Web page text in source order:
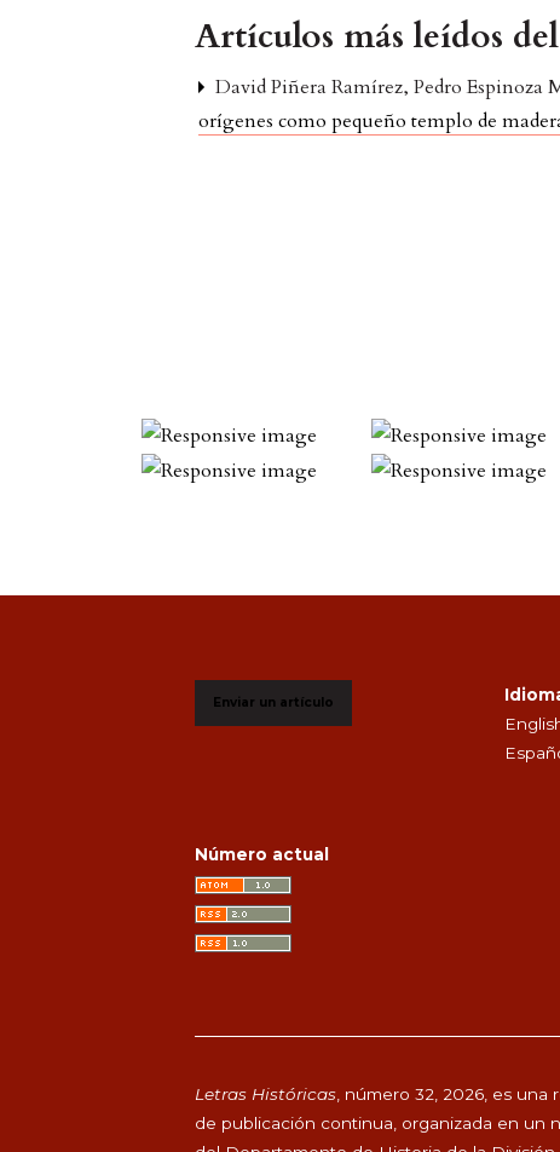
Artículos más leídos
David Piñera Ramírez, Pedro Espinoza
orígenes como pequeño templo de
Enviar un artículo
Número actual
Letras Históricas, número 32, 2026, es
de publicación continua, organizada en un